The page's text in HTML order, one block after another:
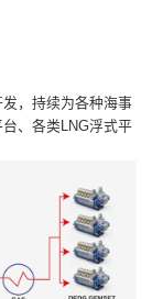
，持续为各种海事
、各类LNG浮式平